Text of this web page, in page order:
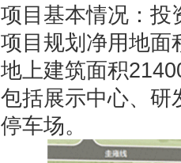
项目基本情况：投
项目规划净用地面
地上建筑面积
包括展示中心、研
停车场。